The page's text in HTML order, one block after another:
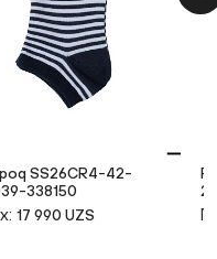
SS26CR4-42-
338150
17 990 UZS